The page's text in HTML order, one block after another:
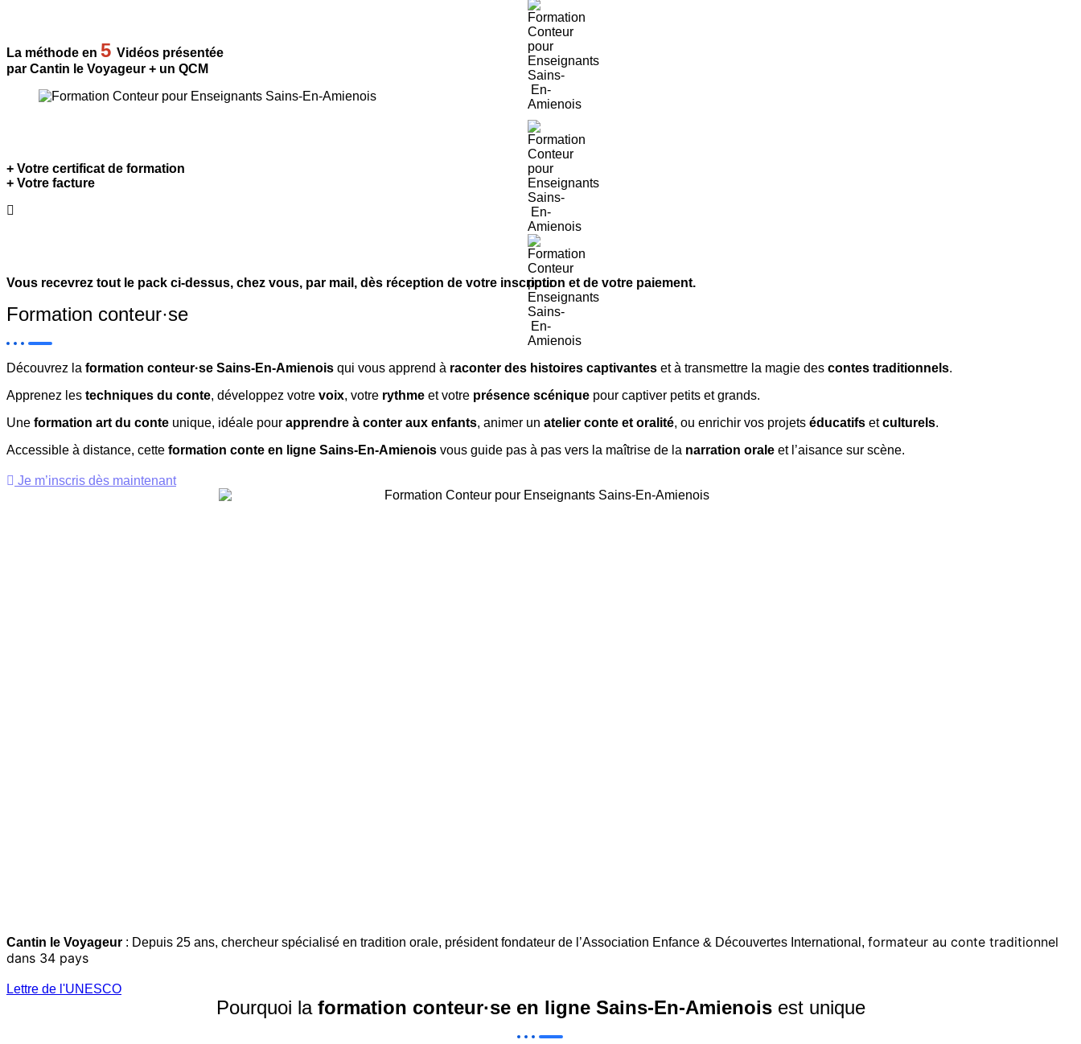
La méthode en 5 Vidéos présentée
par Cantin le Voyageur + un QCM
+ Votre certificat de formation
+ Votre facture
Vous recevrez tout le pack ci-dessus, chez vous, par mail, dès réception de votre inscription et de votre paiement.
Formation conteur·se
Découvrez la formation conteur·se Sains-En-Amienois qui vous apprend à raconter des histoires captivantes et à transmettre la magie des contes traditionnels.
Apprenez les techniques du conte, développez votre voix, votre rythme et votre présence scénique pour captiver petits et grands.
Une formation art du conte unique, idéale pour apprendre à conter aux enfants, animer un atelier conte et oralité, ou enrichir vos projets éducatifs etculturels.
Accessible à distance, cette formation conte en ligne Sains-En-Amienois vous guide pas à pas vers la maîtrise de la narration orale et l’aisance sur scène.
Je m’inscris dès maintenant
Cantin le Voyageur : Depuis 25 ans, chercheur spécialisé en tradition orale, président fondateur de l’Association Enfance & Découvertes International, formateur au conte traditionnel
dans 34 pays
Lettre de l'UNESCO
Pourquoi la formation conteur·se en ligne Sains-En-Amienoisest unique